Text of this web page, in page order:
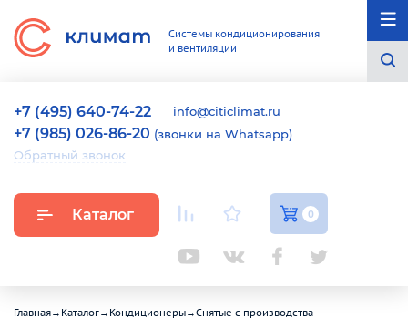
Системы кондиционирования
и вентиляции
+7 (495) 640-74-22 info@citiclimat.ru
+7 (985) 026-86-20 (звонки на Whatsapp)
Обратный звонок
Каталог 0
Главная→ Каталог→ Кондиционеры→Снятые с производства